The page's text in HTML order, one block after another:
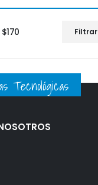
Filtrar
$170
Tecnológicas